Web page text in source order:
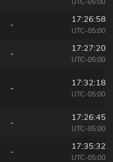
-
17:26:58
UTC-05:00
-
17:27:20
UTC-05:00
-
17:32:18
UTC-05:00
-
17:26:45
UTC-05:00
-
17:35:32
UTC-05:00